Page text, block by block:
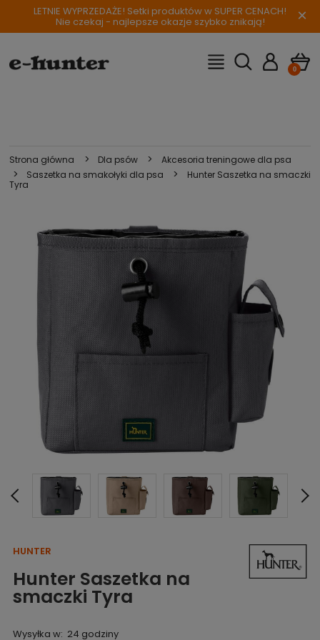
LETNIE WYPRZEDAŻE! Setki produktów w SUPER CENACH!
Nie czekaj - najlepsze okazje szybko znikają! ×
Strona główna > Dla psów > Akcesoria treningowe dla psa
> Saszetka na smakołyki dla psa >
Hunter Saszetka na smaczki
Tyra
HUNTER
Hunter Saszetka na
smaczki Tyra
Wysyłka w: 24 godziny